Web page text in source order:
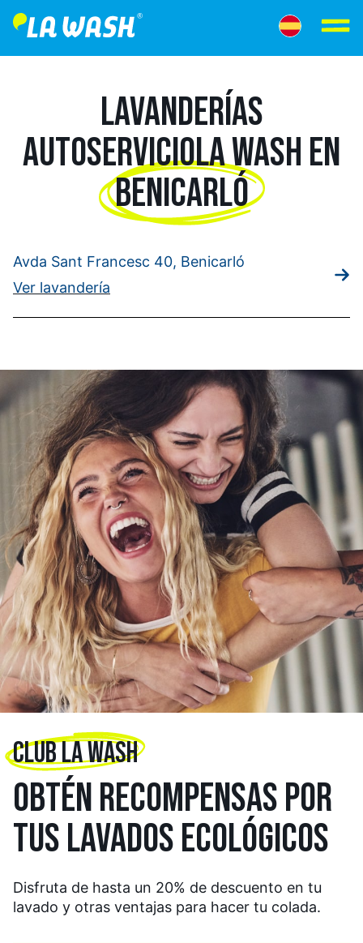
LAVANDERÍAS
AUTOSERVICIOLA WASH EN
BENICARLÓ
Avda Sant Francesc 40, Benicarló
Ver lavandería
CLUB LA WASH
OBTÉN RECOMPENSAS POR
TUS LAVADOS ECOLÓGICOS
Disfruta de hasta un 20% de descuento en tu
lavado y otras ventajas para hacer tu colada.